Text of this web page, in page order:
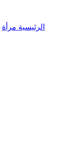
الرئيسية مرأة